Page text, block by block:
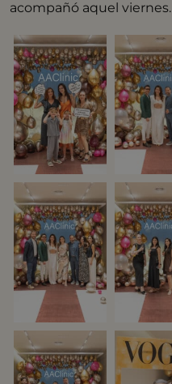
acompañó aquel viernes.